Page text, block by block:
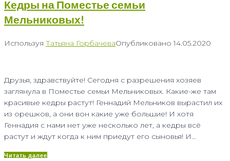
Кедры на Поместье семьи
Мельниковых!
Используя Татьяна ГорбачеваОпубликовано14.05.2020
Друзья, здравствуйте! Сегодня с разрешения хозяев
заглянула в Поместье семьи Мельниковых. Какие-же там
красивые кедры растут! Геннадий Мельников вырастил их
из орешков, а они вон какие уже большие! И хотя
Геннадия с нами нет уже несколько лет, а кедры всё
растут и ждут когда к ним приедут его сыновья! И...
Читать далее